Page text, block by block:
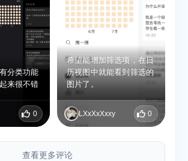
记哈哈🤗
分类功能
来很不错
0
希望能增加筛选项，在日
历视图中就能看到筛选的
图片了。
LXxXxXxxy 0
查看更多评论